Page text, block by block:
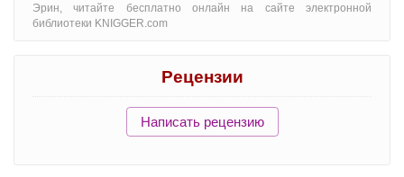
Эрин, читайте бесплатно онлайн на сайте электронной
библиотеки KNIGGER.com
Рецензии
Написать рецензию